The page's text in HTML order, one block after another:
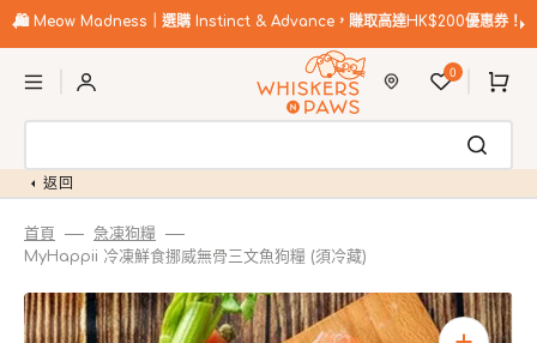
至
容
🛍️ Meow Madness｜選購 Instinct & Advance，賺取高達HK$200優惠券！
0
購
物
返回
首頁
急凍狗糧
MyHappii 冷凍鮮食挪威無骨三文魚狗糧 (須冷藏)